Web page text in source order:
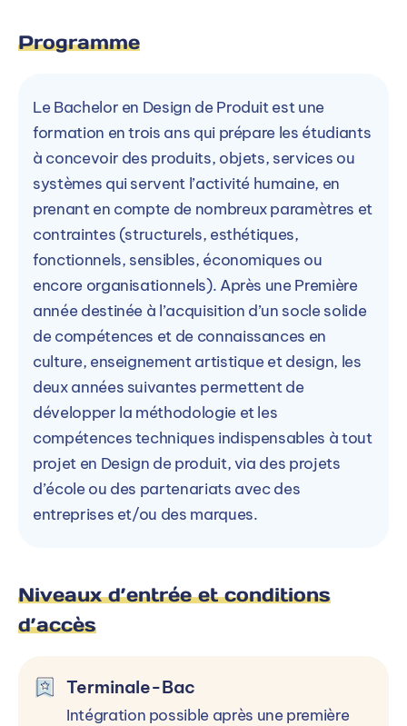
Programme
Le Bachelor en Design de Produit est une
formation en trois ans qui prépare les étudiants
à concevoir des produits, objets, services ou
systèmes qui servent l’activité humaine, en
prenant en compte de nombreux paramètres et
contraintes (structurels, esthétiques,
fonctionnels, sensibles, économiques ou
encore organisationnels). Après une Première
année destinée à l’acquisition d’un socle solide
de compétences et de connaissances en
culture, enseignement artistique et design, les
deux années suivantes permettent de
développer la méthodologie et les
compétences techniques indispensables à tout
projet en Design de produit, via des projets
d’école ou des partenariats avec des
entreprises et/ou des marques.
Niveaux d’entrée et conditions
d’accès
Terminale-Bac
Intégration possible après une première